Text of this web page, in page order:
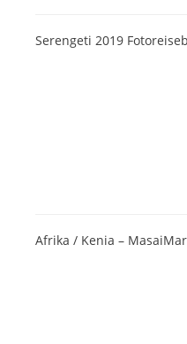
Serengeti 2019
Afrika / Kenia –